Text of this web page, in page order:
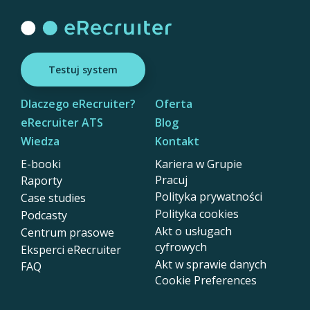
Testuj system
Dlaczego eRecruiter?
eRecruiter ATS
Wiedza
E-booki
Raporty
Case studies
Podcasty
Centrum prasowe
Eksperci eRecruiter
FAQ
Oferta
Blog
Kontakt
Kariera w Grupie
Pracuj
Polityka prywatności
Polityka cookies
Akt o usługach
cyfrowych
Akt w sprawie danych
Cookie Preferences